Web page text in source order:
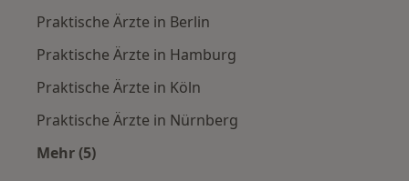
Praktische Ärzte in Berlin
Praktische Ärzte in Hamburg
Praktische Ärzte in Köln
Praktische Ärzte in Nürnberg
Mehr (5)